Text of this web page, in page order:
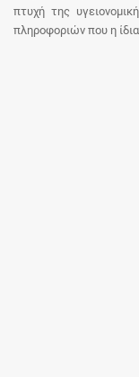
πτυχή της
πληροφοριών που η